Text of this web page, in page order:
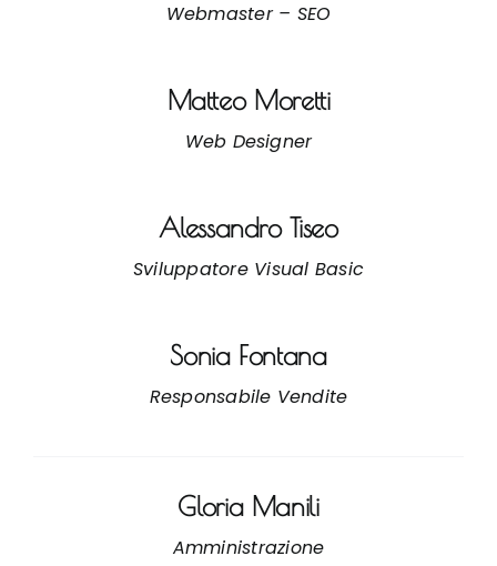
Webmaster – SEO
Matteo Moretti
Web Designer
Alessandro Tiseo
Sviluppatore Visual Basic
Sonia Fontana
Responsabile Vendite
Gloria Manili
Amministrazione